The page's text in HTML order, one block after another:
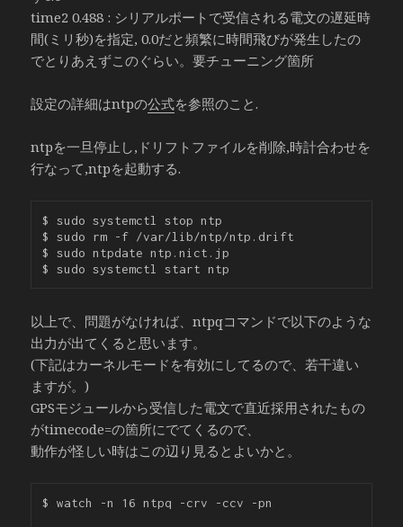
time2 0.488 : シリアルポートで受信される電文の遅延時
間(ミリ秒)を指定, 0.0だと頻繁に時間飛びが発生したの
でとりあえずこのぐらい。要チューニング箇所
設定の詳細はntpの公式を参照のこと.
ntpを一旦停止し,ドリフトファイルを削除,時計合わせを
行なって,ntpを起動する.
$ sudo systemctl stop ntp
$ sudo rm -f /var/lib/ntp/ntp.drift
$ sudo ntpdate ntp.nict.jp
以上で、問題がなければ、ntpqコマンドで以下のような
出力が出てくると思います。
(下記はカーネルモードを有効にしてるので、若干違い
ますが。)
GPSモジュールから受信した電文で直近採用されたもの
がtimecode=の箇所にでてくるので、
動作が怪しい時はこの辺り見るとよいかと。
$ watch -n 16 ntpq -crv -ccv -pn